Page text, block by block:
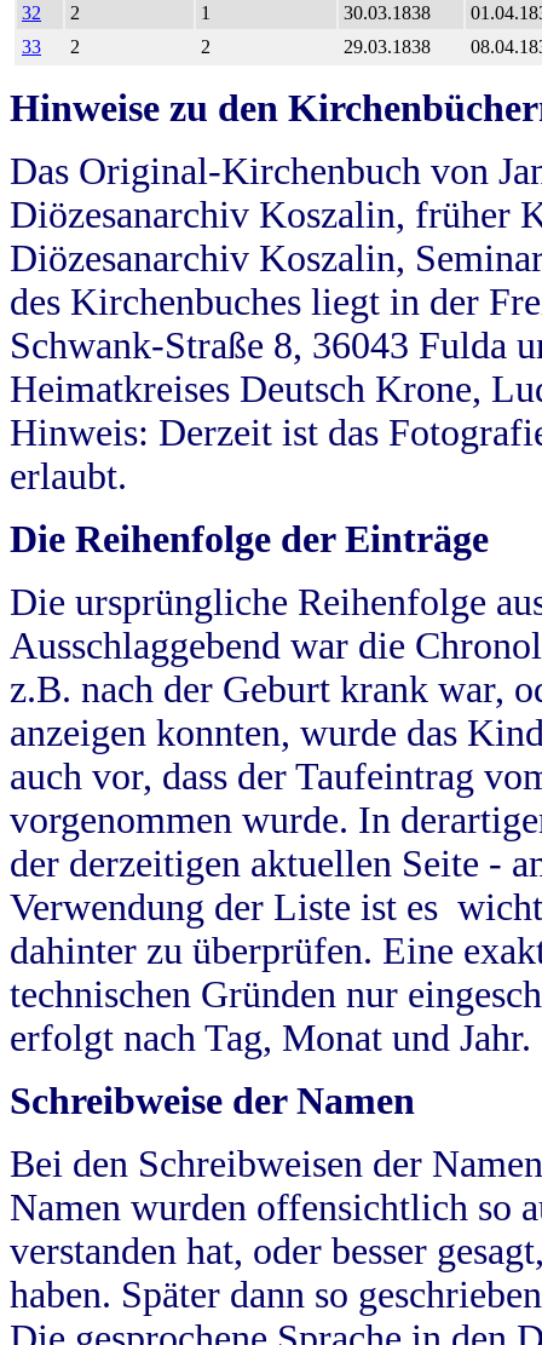
32
2 1 30.03.1838
33
2 2 29.03.1838
Hinweise zu den
Das Original-Kirchenbuch von
Diözesanarchiv Koszalin, früher
Diözesanarchiv Koszalin,
des Kirchenbuches liegt in der
Schwank-Straße 8, 36043 Fulda
Heimatkreises Deutsch Krone,
Hinweis: Derzeit ist das
erlaubt.
Die Reihenfolge der Einträge
Die ursprüngliche Reihenfolge
Ausschlaggebend war die
z.B. nach der Geburt krank war,
anzeigen konnten, wurde das
auch vor, dass der Taufeintrag
vorgenommen wurde. In
der derzeitigen aktuellen Seite -
Verwendung der Liste ist es
dahinter zu überprüfen. Eine
technischen Gründen nur
erfolgt nach Tag, Monat und Jahr.
Schreibweise der Namen
Bei den Schreibweisen der
Namen wurden offensichtlich so
verstanden hat, oder besser
haben. Später dann so